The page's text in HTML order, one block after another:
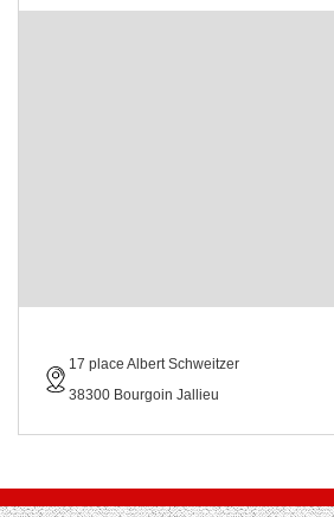
17 place Albert Schweitzer
38300 Bourgoin Jallieu